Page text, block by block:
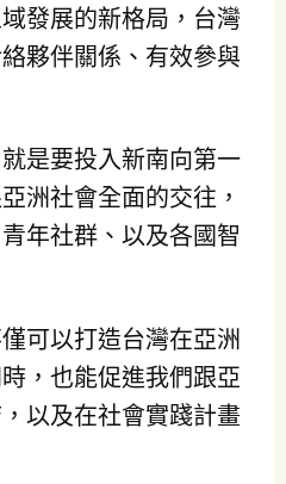
發展的新格局，台灣
夥伴關係、有效參與
是要投入新南向第一
洲社會全面的交往，
年社群、以及各國智
可以打造台灣在亞洲
，也能促進我們跟亞
以及在社會實踐計畫